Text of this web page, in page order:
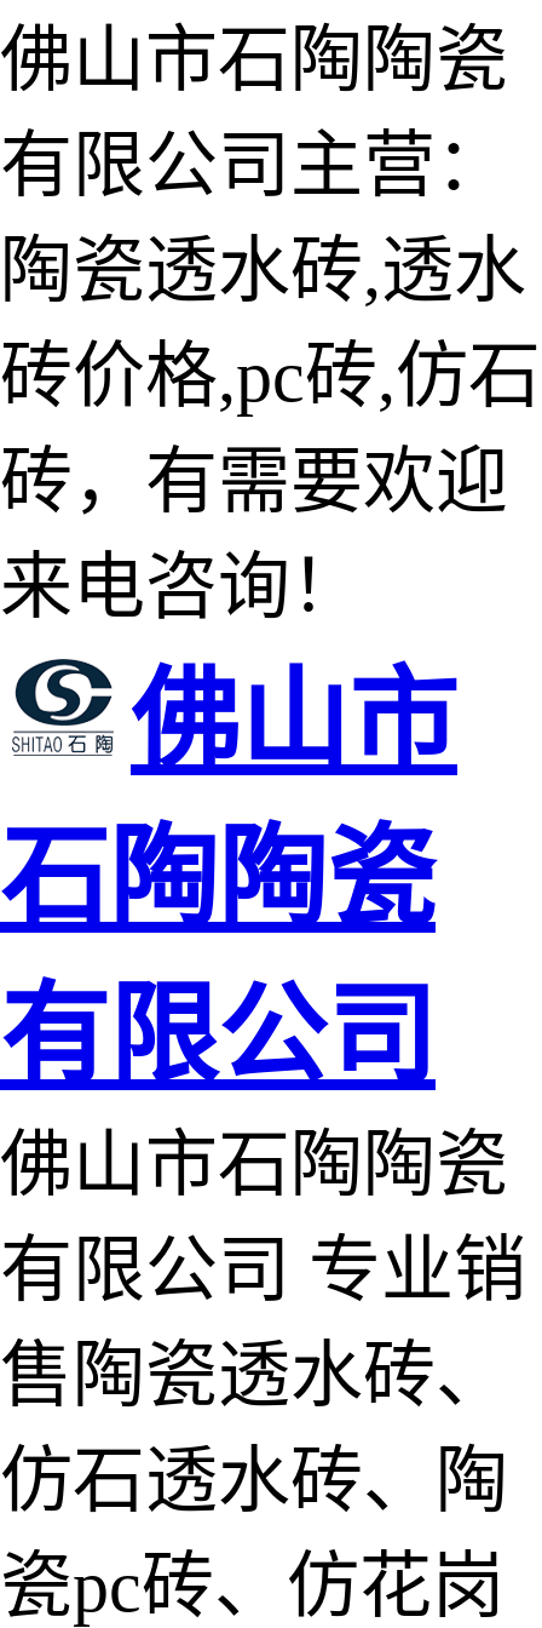
佛山市石陶陶瓷
有限公司主营：
陶瓷透水砖,透水
砖价格,pc砖,仿石
砖，有需要欢迎
来电咨询！
佛山市
石陶陶瓷
有限公司
佛山市石陶陶瓷
有限公司 专业销
售陶瓷透水砖、
仿石透水砖、陶
瓷pc砖、仿花岗
陶瓷透水砖
生态仿石砖
仿石透水砖
承重仿石砖
细面透水砖